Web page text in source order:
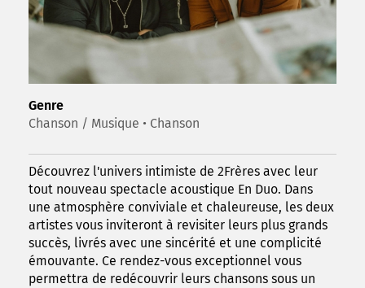
Genre
Chanson / Musique • Chanson
Découvrez l'univers intimiste de 2Frères avec leur
tout nouveau spectacle acoustique En Duo. Dans
une atmosphère conviviale et chaleureuse, les deux
artistes vous inviteront à revisiter leurs plus grands
succès, livrés avec une sincérité et une complicité
émouvante. Ce rendez-vous exceptionnel vous
permettra de redécouvrir leurs chansons sous un